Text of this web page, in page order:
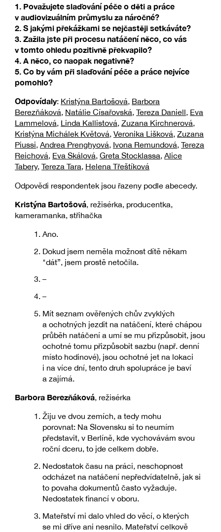
1. Považujete slaďování péče o děti a práce
v audiovizuálním průmyslu za náročné?
2. S jakými překážkami se nejčastěji setkáváte?
3. Zažila jste při procesu natáčení něco, co vás
v tomto ohledu pozitivně překvapilo?
4. A něco, co naopak negativně?
5. Co by vám při slaďování péče a práce nejvíce
pomohlo?
Odpovídaly: Kristýna Bartošová, Barbora
Berezňáková, Natálie Císařovská, Tereza Daniell, Eva
Lammelová, Linda Kallistová, Zuzana Kirchnerová,
Kristýna Michálek Květová, Veronika Lišková, Zuzana
Piussi, Andrea Prenghyová, Ivona Remundová, Tereza
Reichová, Eva Skálová, Greta Stocklassa, Alice
Tabery, Tereza Tara, Helena Třeštíková
Odpovědi respondentek jsou řazeny podle abecedy.
Kristýna Bartošová, režisérka, producentka,
kameramanka, střihačka
Ano.
Dokud jsem neměla možnost dítě někam
"dát”, jsem prostě netočila.
–
–
Mít seznam ověřených chův zvyklých
a ochotných jezdit na natáčení, které chápou
průběh natáčení a umí se mu přizpůsobit, jsou
ochotné tomu přizpůsobit sazbu (např. denní
místo hodinové), jsou ochotné jet na lokaci
i na více dní, tento druh spolupráce je baví
a zajímá.
Barbora Berezňáková, režisérka
Žiju ve dvou zemích, a tedy mohu
porovnat: Na Slovensku si to neumím
představit, v Berlíně, kde vychovávám svou
roční dceru, to jde celkem dobře.
Nedostatok času na práci, neschopnost
odcházet na natáčení nepředvídatelně, jak si
to povaha dokumentů často vyžaduje.
Nedostatek financí v oboru.
Mateřství mi dalo vhled do věcí, o kterých
se mi dříve ani nesnilo. Mateřství celkově